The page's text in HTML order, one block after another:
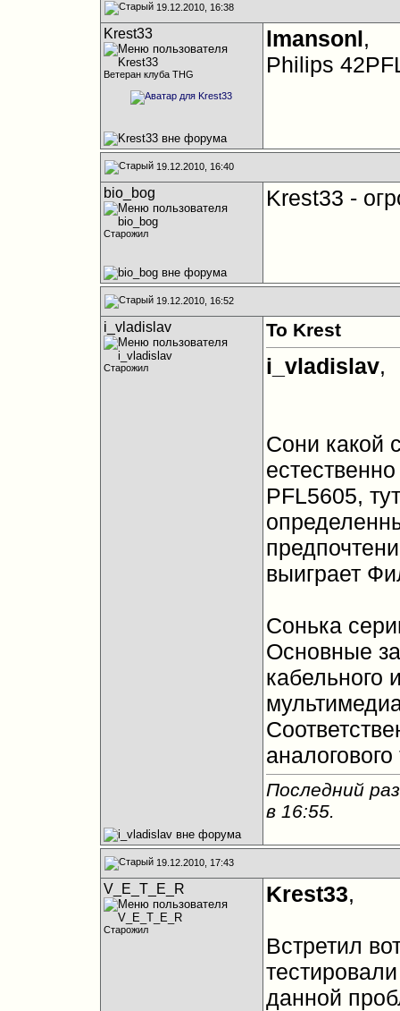
19.12.2010, 16:38
Krest33
Ветеран клуба THG
lmansonl,
Philips
19.12.2010, 16:40
bio_bog
Старожил
Krest33 -
19.12.2010, 16:52
i_vladislav
Старожил
To Krest
i_vladislav,
Сони какой
PFL5605,
выиграет
Сонька
Основные
кабельного
Последний
в 16:55.
19.12.2010, 17:43
V_E_T_E_R
Старожил
Krest33,
Встретил
данной